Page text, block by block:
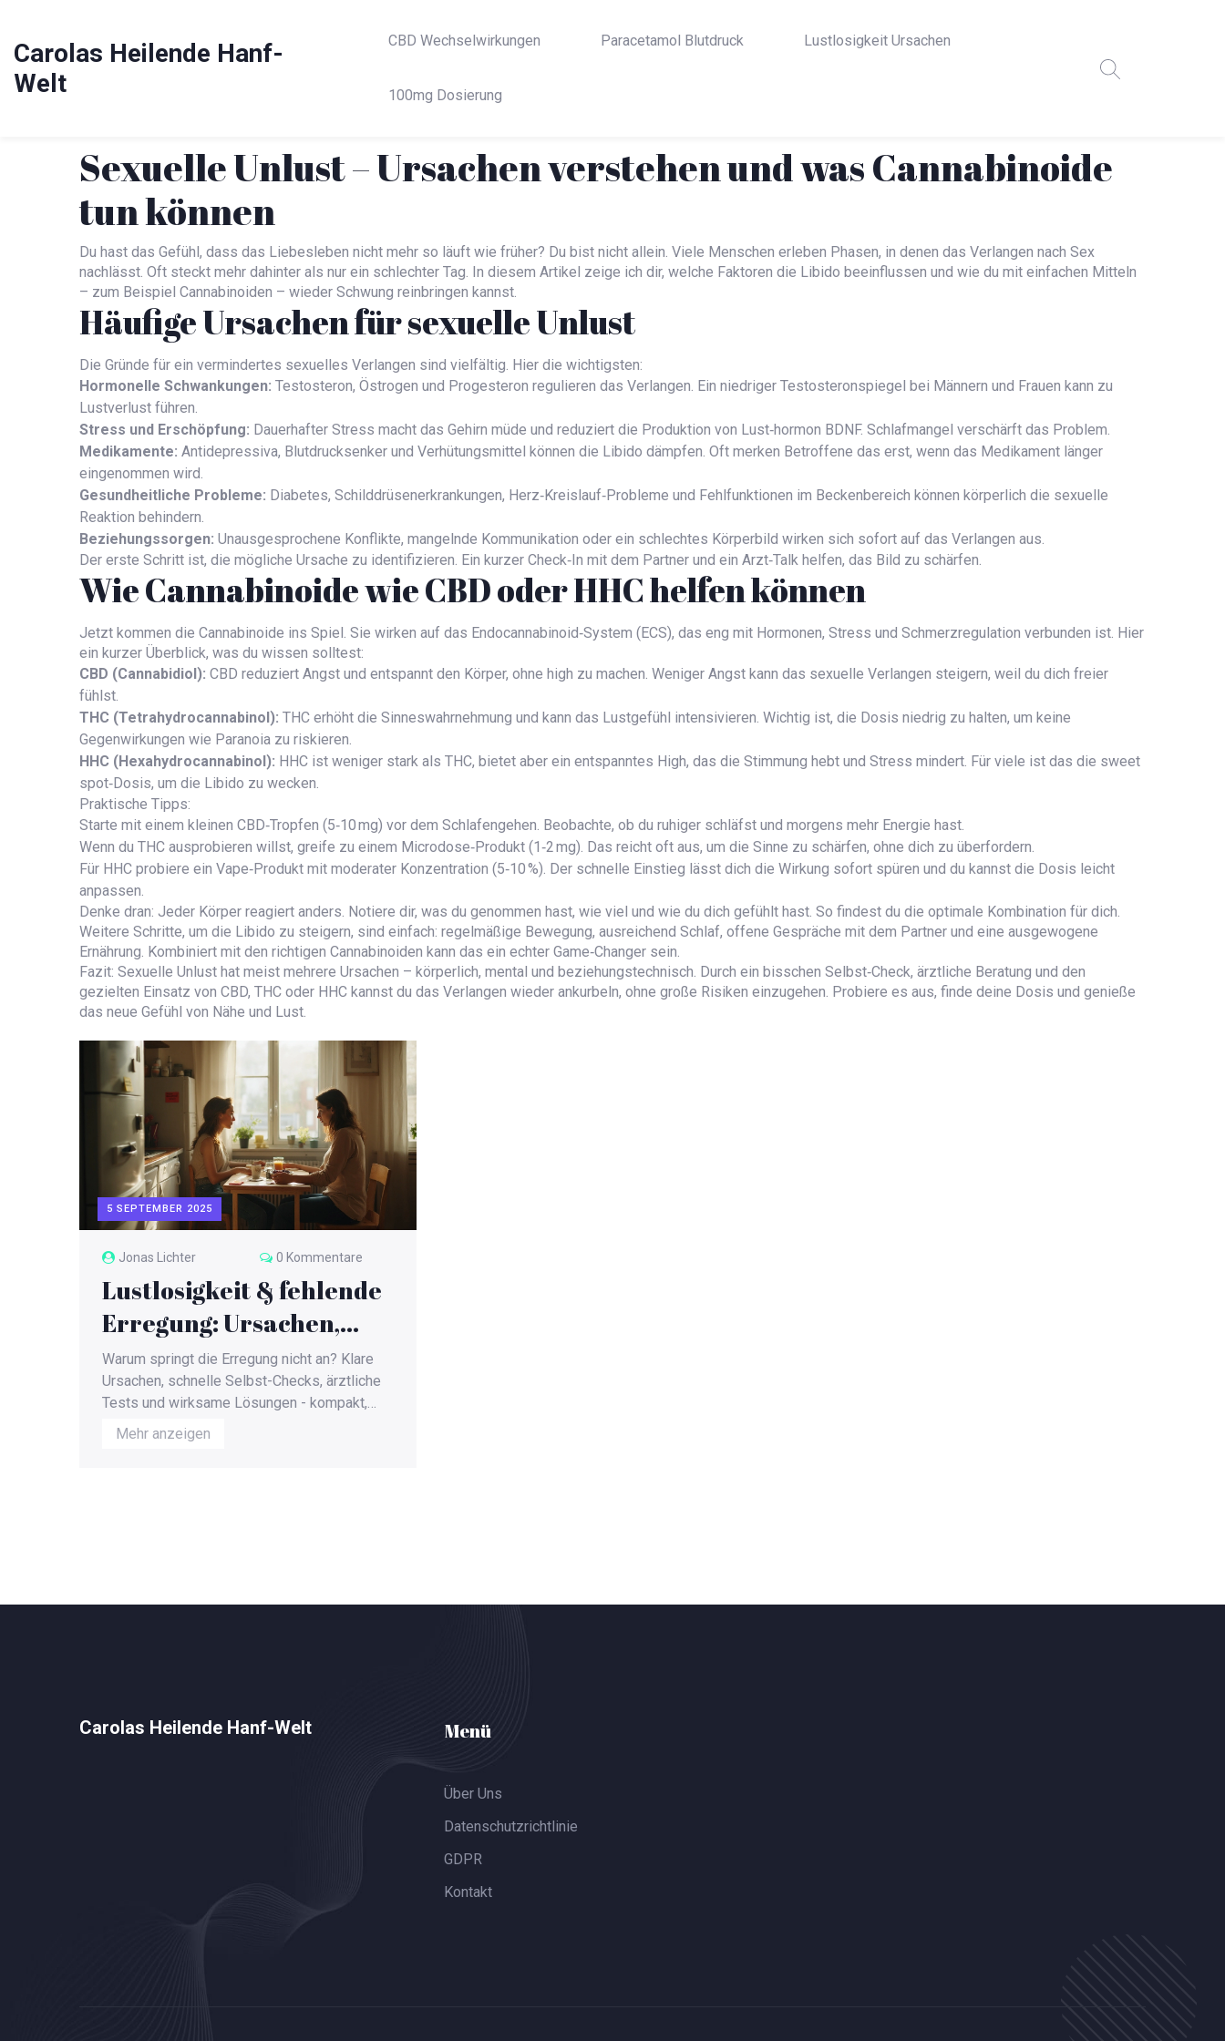
Carolas Heilende Hanf-
Welt
CBD Wechselwirkungen Paracetamol Blutdruck Lustlosigkeit Ursachen
100mg Dosierung
Sexuelle Unlust – Ursachen verstehen und was Cannabinoide
tun können
Du hast das Gefühl, dass das Liebesleben nicht mehr so läuft wie früher? Du bist nicht allein. Viele Menschen erleben Phasen, in denen das Verlangen nach Sex
nachlässt. Oft steckt mehr dahinter als nur ein schlechter Tag. In diesem Artikel zeige ich dir, welche Faktoren die Libido beeinflussen und wie du mit einfachen Mitteln
– zum Beispiel Cannabinoiden – wieder Schwung reinbringen kannst.
Häufige Ursachen für sexuelle Unlust
Die Gründe für ein vermindertes sexuelles Verlangen sind vielfältig. Hier die wichtigsten:
Hormonelle Schwankungen: Testosteron, Östrogen und Progesteron regulieren das Verlangen. Ein niedriger Testosteronspiegel bei Männern und Frauen kann zu
Lustverlust führen.
Stress und Erschöpfung: Dauerhafter Stress macht das Gehirn müde und reduziert die Produktion von Lust‑hormon BDNF. Schlafmangel verschärft das Problem.
Medikamente: Antidepressiva, Blutdrucksenker und Verhütungsmittel können die Libido dämpfen. Oft merken Betroffene das erst, wenn das Medikament länger
eingenommen wird.
Gesundheitliche Probleme: Diabetes, Schilddrüsenerkrankungen, Herz‑Kreislauf‑Probleme und Fehlfunktionen im Beckenbereich können körperlich die sexuelle
Reaktion behindern.
Beziehungssorgen: Unausgesprochene Konflikte, mangelnde Kommunikation oder ein schlechtes Körperbild wirken sich sofort auf das Verlangen aus.
Der erste Schritt ist, die mögliche Ursache zu identifizieren. Ein kurzer Check‑In mit dem Partner und ein Arzt‑Talk helfen, das Bild zu schärfen.
Wie Cannabinoide wie CBD oder HHC helfen können
Jetzt kommen die Cannabinoide ins Spiel. Sie wirken auf das Endocannabinoid‑System (ECS), das eng mit Hormonen, Stress und Schmerzregulation verbunden ist. Hier
ein kurzer Überblick, was du wissen solltest:
CBD (Cannabidiol): CBD reduziert Angst und entspannt den Körper, ohne high zu machen. Weniger Angst kann das sexuelle Verlangen steigern, weil du dich freier
fühlst.
THC (Tetrahydrocannabinol): THC erhöht die Sinneswahrnehmung und kann das Lustgefühl intensivieren. Wichtig ist, die Dosis niedrig zu halten, um keine
Gegenwirkungen wie Paranoia zu riskieren.
HHC (Hexahydrocannabinol): HHC ist weniger stark als THC, bietet aber ein entspanntes High, das die Stimmung hebt und Stress mindert. Für viele ist das die sweet
spot‑Dosis, um die Libido zu wecken.
Praktische Tipps:
Starte mit einem kleinen CBD‑Tropfen (5‑10 mg) vor dem Schlafengehen. Beobachte, ob du ruhiger schläfst und morgens mehr Energie hast.
Wenn du THC ausprobieren willst, greife zu einem Microdose‑Produkt (1‑2 mg). Das reicht oft aus, um die Sinne zu schärfen, ohne dich zu überfordern.
Für HHC probiere ein Vape‑Produkt mit moderater Konzentration (5‑10 %). Der schnelle Einstieg lässt dich die Wirkung sofort spüren und du kannst die Dosis leicht
anpassen.
Denke dran: Jeder Körper reagiert anders. Notiere dir, was du genommen hast, wie viel und wie du dich gefühlt hast. So findest du die optimale Kombination für dich.
Weitere Schritte, um die Libido zu steigern, sind einfach: regelmäßige Bewegung, ausreichend Schlaf, offene Gespräche mit dem Partner und eine ausgewogene
Ernährung. Kombiniert mit den richtigen Cannabinoiden kann das ein echter Game‑Changer sein.
Fazit: Sexuelle Unlust hat meist mehrere Ursachen – körperlich, mental und beziehungstechnisch. Durch ein bisschen Selbst‑Check, ärztliche Beratung und den
gezielten Einsatz von CBD, THC oder HHC kannst du das Verlangen wieder ankurbeln, ohne große Risiken einzugehen. Probiere es aus, finde deine Dosis und genieße
das neue Gefühl von Nähe und Lust.
5 SEPTEMBER 2025
Jonas Lichter 0 Kommentare
Lustlosigkeit & fehlende
Erregung: Ursachen,
Tests und Lösungen 2025
Warum springt die Erregung nicht an? Klare
Ursachen, schnelle Selbst-Checks, ärztliche
Tests und wirksame Lösungen - kompakt,
aktuell und alltagstauglich.
Mehr anzeigen
Carolas Heilende Hanf-Welt Menü
Über Uns
Datenschutzrichtlinie
GDPR
Kontakt